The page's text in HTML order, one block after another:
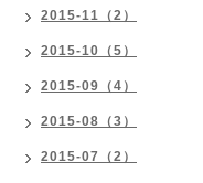
2015-11（2）
2015-10（5）
2015-09（4）
2015-08（3）
2015-07（2）